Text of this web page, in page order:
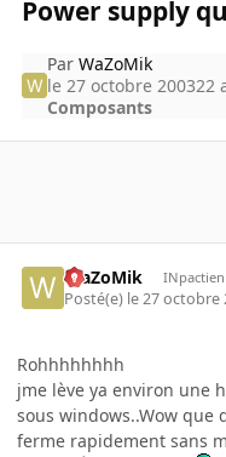
Power supply
ParWaZoMik
le 27 octobre 200322
Composants
WaZoMik INpactien
Posté(e) le 27 octobre
Rohhhhhhhh
jme lève ya environ une
sous windows..Wow que
ferme rapidement sans